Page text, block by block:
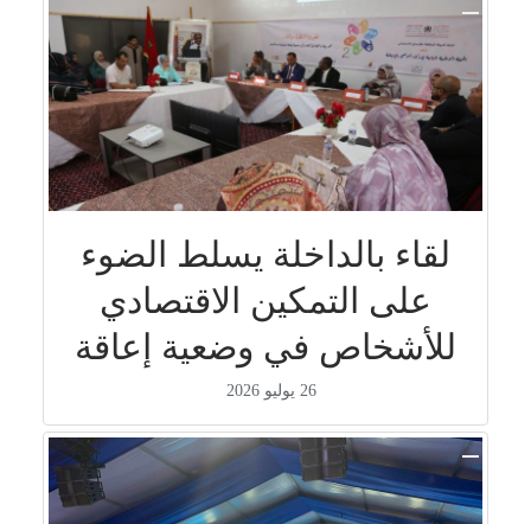
لقاء بالداخلة يسلط الضوء
على التمكين الاقتصادي
للأشخاص في وضعية إعاقة
26 يوليو 2026